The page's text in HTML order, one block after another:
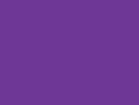
США. В Узбекистане действует